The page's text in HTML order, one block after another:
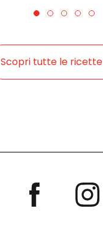
Scopri tutte le ricette